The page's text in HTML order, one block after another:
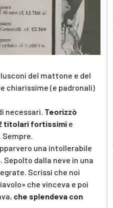
del mattone e del
chiarissime (e padronali)
necessari. Teorizzò
titolari fortissimi e
una intollerabile
dalla neve in una
Scrissi che noi
che vinceva e poi
che splendeva con